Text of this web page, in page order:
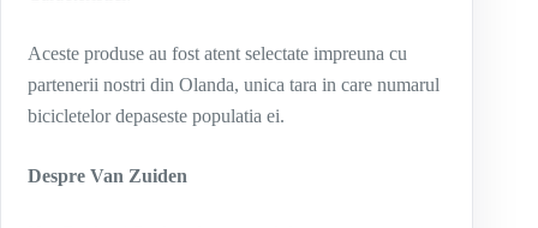
Aceste produse au fost atent selectate impreuna cu
partenerii nostri din Olanda, unica tara in care numarul
bicicletelor depaseste populatia ei.
Despre Van Zuiden